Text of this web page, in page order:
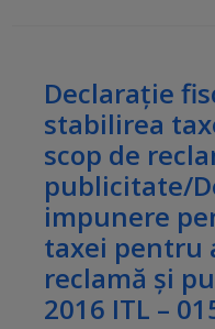
Declaraţie
stabilirea
scop de
publicitate/
impunere
taxei pentru
reclamă şi
2016 ITL –